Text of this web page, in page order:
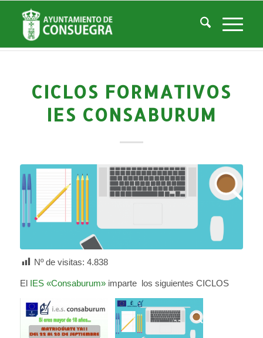
Noticias
Usted está aquí: Inicio / Noticias
Empleo y Desarrollo
/ Formacion
CICLOS FORMATIVOS
IES CONSABURUM
Nº de visitas: 4.838
El IES «Consaburum»imparte los siguientes CICLOS